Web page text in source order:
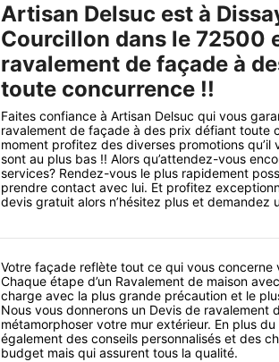
Artisan Delsuc est à
Courcillon dans le 72500
ravalement de façade à
toute concurrence !!
Faites confiance à Artisan Delsuc qui vous
ravalement de façade à des prix défiant toute
moment profitez des diverses promotions
sont au plus bas !! Alors qu’attendez-vous
services? Rendez-vous le plus rapidement
prendre contact avec lui. Et profitez
devis gratuit alors n’hésitez plus et demandez
Votre façade reflète tout ce qui vous concerne
Chaque étape d’un Ravalement de maison
charge avec la plus grande précaution et le
Nous vous donnerons un Devis de ravalement
métamorphoser votre mur extérieur. En plus
également des conseils personnalisés et des
budget mais qui assurent tous la qualité.